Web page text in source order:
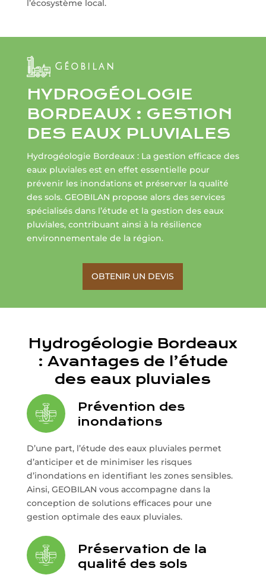
l’écosystème local.
Géobilan
HYDROGÉOLOGIE
BORDEAUX : GESTION
DES EAUX PLUVIALES
Hydrogéologie Bordeaux : La gestion efficace des
eaux pluviales est en effet essentielle pour
prévenir les inondations et préserver la qualité
des sols. GEOBILAN propose alors des services
spécialisés dans l’étude et la gestion des eaux
pluviales, contribuant ainsi à la résilience
environnementale de la région.
OBTENIR UN DEVIS
Hydrogéologie Bordeaux
: Avantages de l’étude
des eaux pluviales
Prévention des
inondations
D’une part, l’étude des eaux pluviales permet
d’anticiper et de minimiser les risques
d’inondations en identifiant les zones sensibles.
Ainsi, GEOBILAN vous accompagne dans la
conception de solutions efficaces pour une
gestion optimale des eaux pluviales.
Préservation de la
qualité des sols